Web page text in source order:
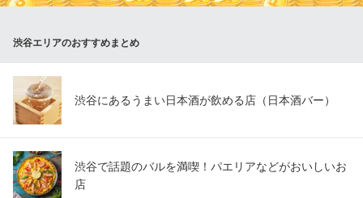
さい！
釜焼鳥本舗 おやひなや 渋谷店
ＪＲ渋谷駅 徒歩1分
東京都渋谷区道玄坂2-6-6 日立建物渋谷第2ビル
渋谷エリアのおすすめまとめ
渋谷にあるうまい日本酒が飲める店（日本酒バー）
渋谷で話題のバルを満喫！パエリアなどがおいしいお
店